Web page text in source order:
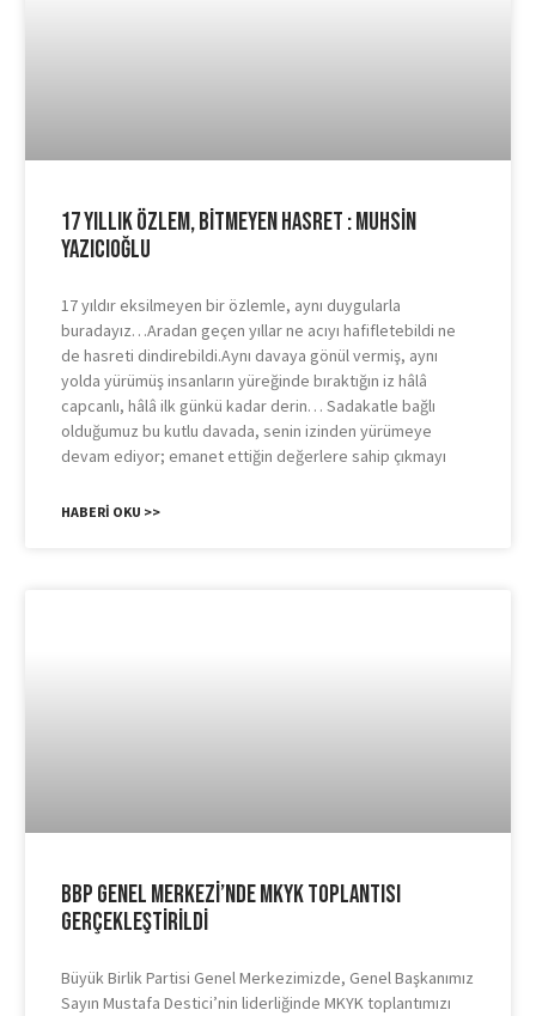
17 Yıllık Özlem, Bitmeyen Hasret : Muhsin
Yazıcıoğlu
17 yıldır eksilmeyen bir özlemle, aynı duygularla
buradayız…Aradan geçen yıllar ne acıyı hafifletebildi ne
de hasreti dindirebildi.Aynı davaya gönül vermiş, aynı
yolda yürümüş insanların yüreğinde bıraktığın iz hâlâ
capcanlı, hâlâ ilk günkü kadar derin… Sadakatle bağlı
olduğumuz bu kutlu davada, senin izinden yürümeye
devam ediyor; emanet ettiğin değerlere sahip çıkmayı
HABERI OKU >>
BBP Genel Merkezi’nde MKYK Toplantısı
Gerçekleştirildi
Büyük Birlik Partisi Genel Merkezimizde, Genel Başkanımız
Sayın Mustafa Destici’nin liderliğinde MKYK toplantımızı